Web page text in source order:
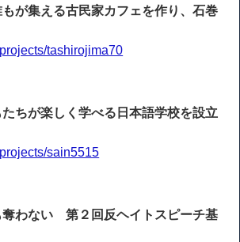
が集える古民家カフェを作り、石巻
tashirojima70
ちが楽しく学べる日本語学校を設立
sain5515
奪わない 第２回反ヘイトスピーチ基